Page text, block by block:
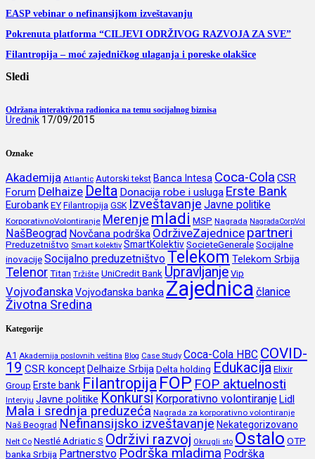
EASP vebinar o nefinansijkom izveštavanju
Pokrenuta platforma “CILJEVI ODRŽIVOG RAZVOJA ZA SVE”
Filantropija – moć zajedničkog ulaganja i poreske olakšice
Sledi
Održana interaktivna radionica na temu socijalnog biznisa
Urednik 17/09/2015
Oznake
Akademija Atlantic Autorski tekst Banca Intesa Coca-Cola CSR
Forum Delhaize Delta Donacija robe i usluga Erste Bank
EurobankEY Filantropija GSK Izveštavanje Javne politike
KorporativnoVolontiranje Merenje mladi MSP Nagrada NagradaCorpVol
NašBeograd Novčana podrška OdrživeZajednice partneri
Preduzetništvo Smart kolektiv SmartKolektivSocieteGeneraleSocijalne
inovacijeSocijalno preduzetništvoTelekom Telekom Srbija
TelenorTitan Tržište UniCredit Bank Upravljanje Vip
VojvođanskaVojvođanska banka Zajednica članice
Životna Sredina
Kategorije
A1 Akademija poslovnih veština Blog Case Study Coca-Cola HBC COVID-
19 CSR konceptDelhaize Srbija Delta holding Edukacija Elixir
Group Erste bank Filantropija FOP FOP aktuelnosti
Intervju Javne politike Konkursi Korporativno volontiranjeLidl
Mala i srednja preduzeća Nagrada za korporativno volontiranje
Naš Beograd Nefinansijsko izveštavanje Nekategorizovano
Nelt Co Nestlé Adriatic S Održivi razvoj Okrugli sto Ostalo OTP
banka Srbija Partnerstvo Podrška mladima Podrška